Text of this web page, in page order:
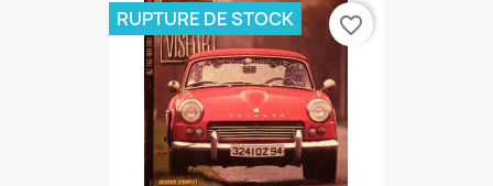
RUPTURE DE STOCK favorite_border